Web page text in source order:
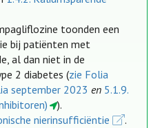
toonden een
bij patiënten met
al dan niet in de
2 diabetes (zie Folia
september 2023 en 5.1.9.
).
nierinsufficiëntie
.